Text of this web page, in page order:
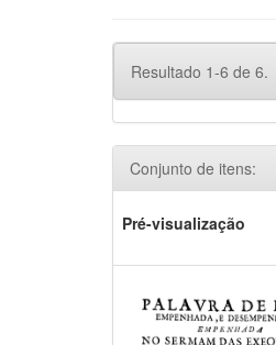
Resultado 1-6 de 6.
Conjunto de itens:
Pré-visualização